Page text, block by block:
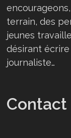
terrain, des
jeunes
désirant
journaliste…
Contact